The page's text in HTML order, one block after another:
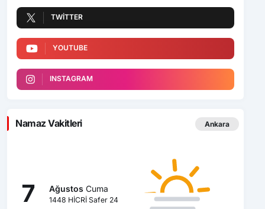
TWITTER
YOUTUBE
INSTAGRAM
Namaz Vakitleri Ankara
7 Ağustos Cuma
1448 HİCRİ Safer 24